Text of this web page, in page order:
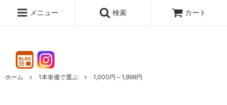
メニュー 検索 カート
ホーム 1本単価で選ぶ 1,000円～1,999円